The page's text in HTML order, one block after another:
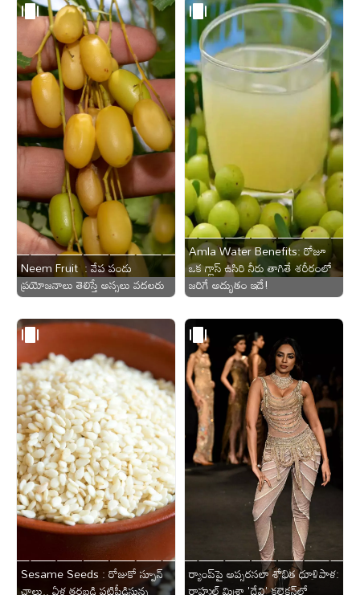
Neem Fruit : వేప పండు
ప్రయోజనాలు తెలిస్తే అస్సలు వదలరు
Amla Water Benefits: రోజూ
ఒక గ్లాస్ ఉసిరి నీరు తాగితే శరీరంలో
జరిగే అద్భుతం ఇదే!
Sesame Seeds : రోజుకో స్పూన్
చాలు.. ఏళ్ల తరబడి పట్టిపీడిస్తున్న
ర్యాంప్‌పై అప్సరసలా శోభిత ధూళిపాళ:
రాహుల్ మిశ్రా 'దేవి' కలెక్షన్‌లో